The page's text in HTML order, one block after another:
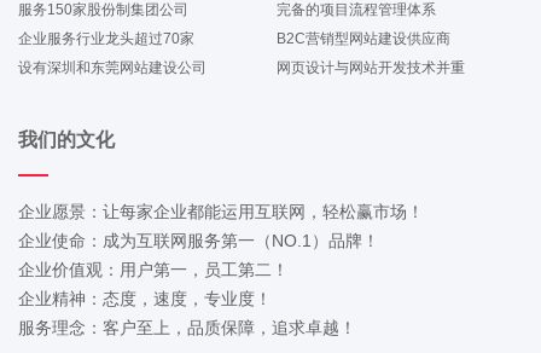
服务150家股份制集团公司
完备的项目流程管理体系
企业服务行业龙头超过70家
B2C营销型网站建设供应商
设有深圳和东莞网站建设公司
网页设计与网站开发技术并重
我们的文化
企业愿景：让每家企业都能运用互联网，轻松赢市场！
企业使命：成为互联网服务第一（NO.1）品牌！
企业价值观：用户第一，员工第二！
企业精神：态度，速度，专业度！
服务理念：客户至上，品质保障，追求卓越！